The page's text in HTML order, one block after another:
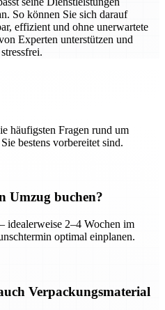
So können Sie sich darauf
effizient und ohne unerwartete
Experten unterstützen und
häufigsten Fragen rund um
bestens vorbereitet sind.
Umzug buchen?
idealerweise 2–4 Wochen im
optimal einplanen.
Verpackungsmaterial